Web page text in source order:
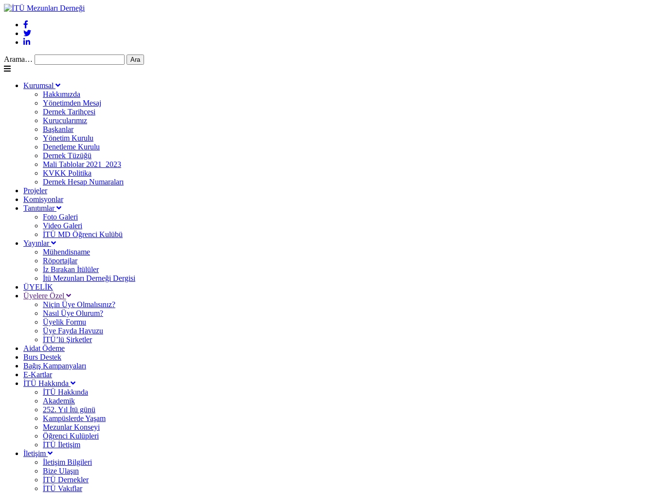
Arama…
Kurumsal
Hakkımızda
Yönetimden Mesaj
Dernek Tarihçesi
Kurucularımız
Başkanlar
Yönetim Kurulu
Denetleme Kurulu
Dernek Tüzüğü
Mali Tablolar 2021_2023
KVKK Politika
Dernek Hesap Numaraları
Projeler
Komisyonlar
Tanıtımlar
Foto Galeri
Video Galeri
İTÜ MD Öğrenci Kulübü
Yayınlar
Mühendisname
Röportajlar
İz Bırakan İtülüler
İtü Mezunları Derneği Dergisi
ÜYELİK
Üyelere Özel
Niçin Üye Olmalısınız?
Nasıl Üye Olurum?
Üyelik Formu
Üye Fayda Havuzu
İTÜ’lü Şirketler
Aidat Ödeme
Burs Destek
Bağış Kampanyaları
E-Kartlar
İTÜ Hakkında
İTÜ Hakkında
Akademik
252. Yıl İtü günü
Kampüslerde Yaşam
Mezunlar Konseyi
Öğrenci Kulüpleri
İTÜ İletişim
İletişim
İletişim Bilgileri
Bize Ulaşın
İTÜ Dernekler
İTÜ Vakıflar